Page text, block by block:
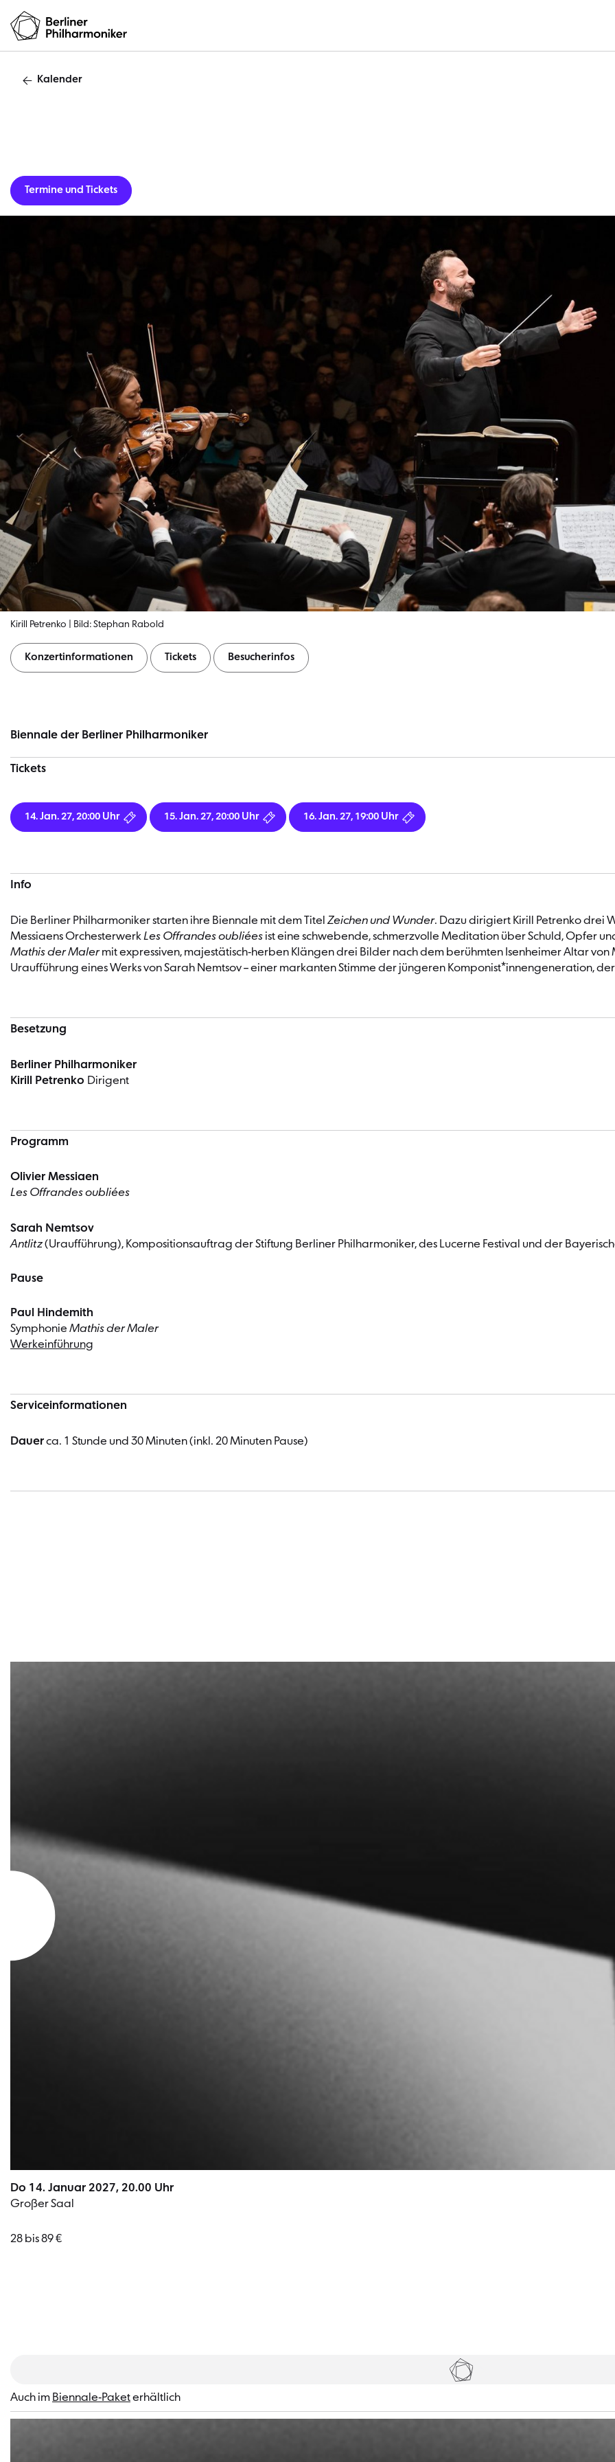
Kalender
Termine und Tickets
Kirill Petrenko | Bild: Stephan Rabold
Konzertinformationen Tickets Besucherinfos
Biennale der Berliner Philharmoniker
Tickets
14. Jan. 27, 20:00 Uhr 15. Jan. 27, 20:00 Uhr 16. Jan. 27, 19:00 Uhr
Info
Die Berliner Philharmoniker starten ihre Biennale mit dem Titel Zeichen und Wunder. Dazu dirigiert Kirill Petrenko drei
Messiaens OrchesterwerkLes Offrandes oubliées ist eine schwebende, schmerzvolle Meditation über Schuld, Opfer
Mathis der Malermit expressiven, majestätisch-herben Klängen drei Bilder nach dem berühmten Isenheimer Altar
Uraufführung eines Werks von Sarah Nemtsov – einer markanten Stimme der jüngeren Komponist*innengeneration,
Besetzung
Berliner Philharmoniker
Kirill Petrenko Dirigent
Programm
Olivier Messiaen
Les Offrandes oubliées
Sarah Nemtsov
Antlitz(Uraufführung), Kompositionsauftrag der Stiftung Berliner Philharmoniker, des Lucerne Festival und der
Pause
Paul Hindemith
Symphonie Mathis der Maler
Werkeinführung
Serviceinformationen
Dauerca. 1 Stunde und 30 Minuten (inkl. 20 Minuten Pause)
Do 14. Januar 2027, 20.00 Uhr
Großer Saal
28 bis 89 €
Tickets
Auch im Biennale-Paketerhältlich